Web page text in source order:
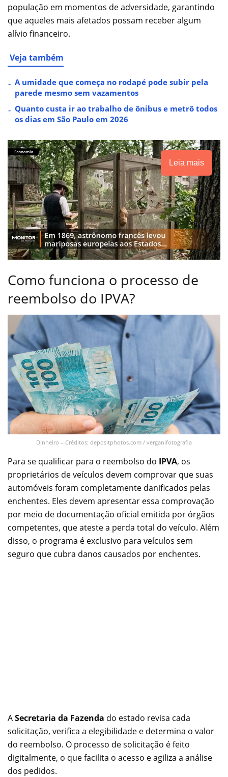
população em momentos de adversidade, garantindo
que aqueles mais afetados possam receber algum
alívio financeiro.
Veja também
A umidade que começa no rodapé pode subir pela
parede mesmo sem vazamentos
Quanto custa ir ao trabalho de ônibus e metrô todos
os dias em São Paulo em 2026
Leia mais
Como funciona o processo de
reembolso do IPVA?
Dinheiro – Créditos: depositphotos.com / verganifotografia
Para se qualificar para o reembolso do IPVA, os
proprietários de veículos devem comprovar que suas
automóveis foram completamente danificados pelas
enchentes. Eles devem apresentar essa comprovação
por meio de documentação oficial emitida por órgãos
competentes, que ateste a perda total do veículo. Além
disso, o programa é exclusivo para veículos sem
seguro que cubra danos causados por enchentes.
ASecretaria da Fazenda do estado revisa cada
solicitação, verifica a elegibilidade e determina o valor
do reembolso. O processo de solicitação é feito
digitalmente, o que facilita o acesso e agiliza a análise
dos pedidos.